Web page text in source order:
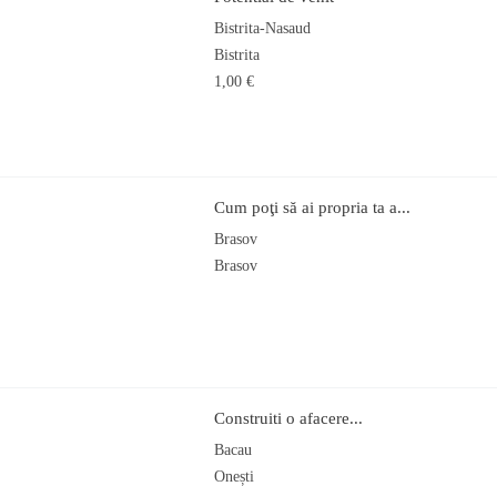
Bistrita-Nasaud
Bistrita
1,00 €
Cum poţi să ai propria ta a...
Brasov
Brasov
Construiti o afacere...
Bacau
Onești